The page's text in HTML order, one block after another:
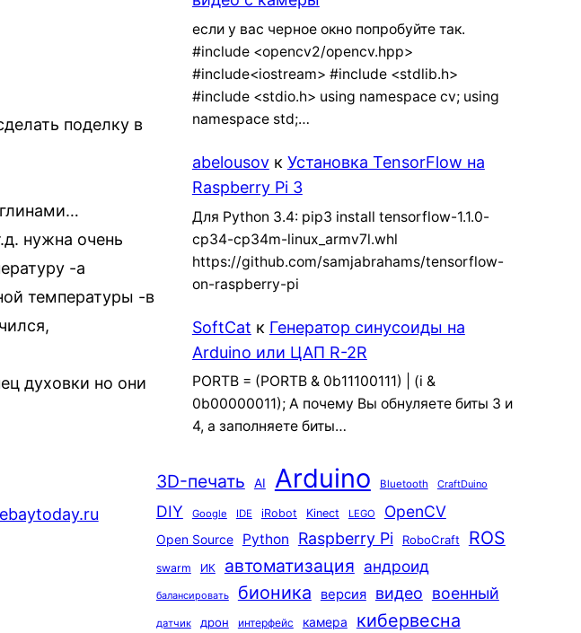
поделку в
нужна очень
-а
температуры -в
духовки но они
если у вас черное окно попробуйте так.
#include <opencv2/opencv.hpp>
#include<iostream> #include <stdlib.h>
#include <stdio.h> using namespace cv; using
namespace std;…
abelousovк Установка TensorFlow на
Raspberry Pi 3
Для Python 3.4: pip3 install tensorflow-1.1.0-
cp34-cp34m-linux_armv7l.whl
https://github.com/samjabrahams/tensorflow-
on-raspberry-pi
SoftCat к Генератор синусоиды на
Arduino или ЦАП R-2R
PORTB = (PORTB & 0b11100111) | (i &
0b00000011); А почему Вы обнуляете биты 3 и
4, а заполняете биты…
3D-печать AI Arduino Bluetooth CraftDuino
DIY Google IDE iRobot Kinect LEGO OpenCV
Open Source Python Raspberry Pi RoboCraft ROS
swarm ИК автоматизация андроид
балансировать бионика версия видео военный
датчик дрон интерфейс камера кибервесна